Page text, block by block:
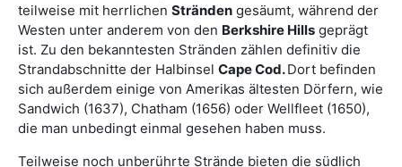
teilweise mit herrlichen Stränden gesäumt, während der
Westen unter anderem von den Berkshire Hills geprägt
ist. Zu den bekanntesten Stränden zählen definitiv die
Strandabschnitte der Halbinsel Cape Cod.Dort befinden
sich außerdem einige von Amerikas ältesten Dörfern, wie
Sandwich (1637), Chatham (1656) oder Wellfleet (1650),
die man unbedingt einmal gesehen haben muss.
Teilweise noch unberührte Strände bieten die südlich